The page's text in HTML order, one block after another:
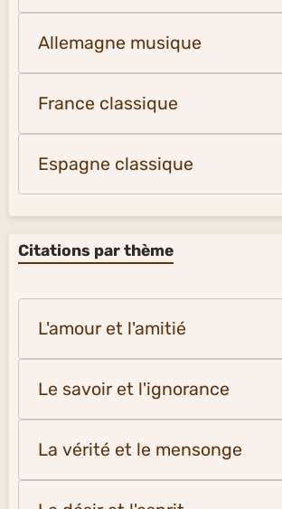
Allemagne musique
France classique
Espagne classique
Citations par thème
L'amour et l'amitié
Le savoir et l'ignorance
La vérité et le mensonge